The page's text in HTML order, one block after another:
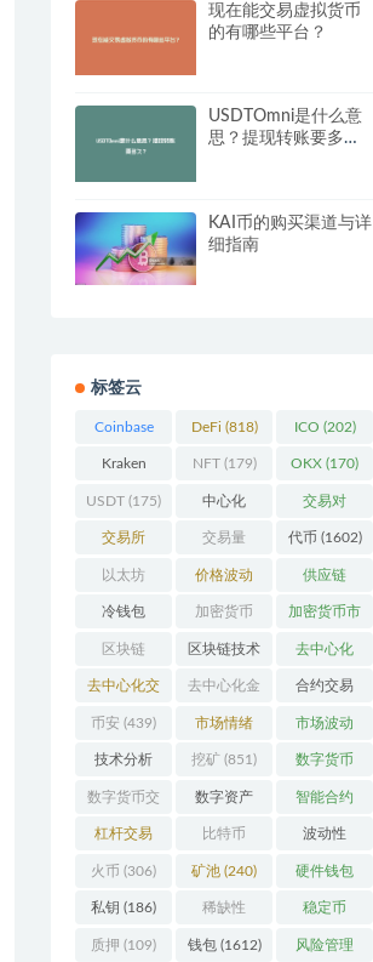
现在能交易虚拟货币
的有哪些平台？
USDTOmni是什么意
思？提现转账要多
KAI币的购买渠道与详
细指南
标签云
Coinbase
(206)
DeFi (818) ICO (202)
Kraken
(104)
NFT(179) OKX (170)
USDT (175) 中心化
(3923)
交易对
(359)
交易所
(2164)
交易量
(246)
代币 (1602)
以太坊
(742)
价格波动
(630)
供应链
(118)
冷钱包
(175)
加密货币
(5442)
加密货币市
场(701)
区块链
(4599)
区块链技术
(527)
去中心化
(4087)
去中心化交
易所 (196)
去中心化金
融(110)
合约交易
(182)
币安 (439) 市场情绪
(337)
市场波动
(279)
技术分析
(148)
挖矿 (851) 数字货币
(8679)
数字货币交
易(150)
数字资产
(286)
智能合约
(532)
杠杆交易
(231)
比特币
(2378)
波动性
(352)
火币 (306) 矿池 (240) 硬件钱包
(170)
私钥 (186) 稀缺性
(193)
稳定币
(112)
质押 (109) 钱包(1612) 风险管理